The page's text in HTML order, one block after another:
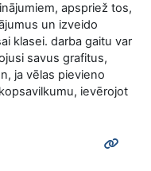
apspriež tos,
un izveido
klasei. darba gaitu var
savus grafitus,
ja vēlas pievieno
ievērojot